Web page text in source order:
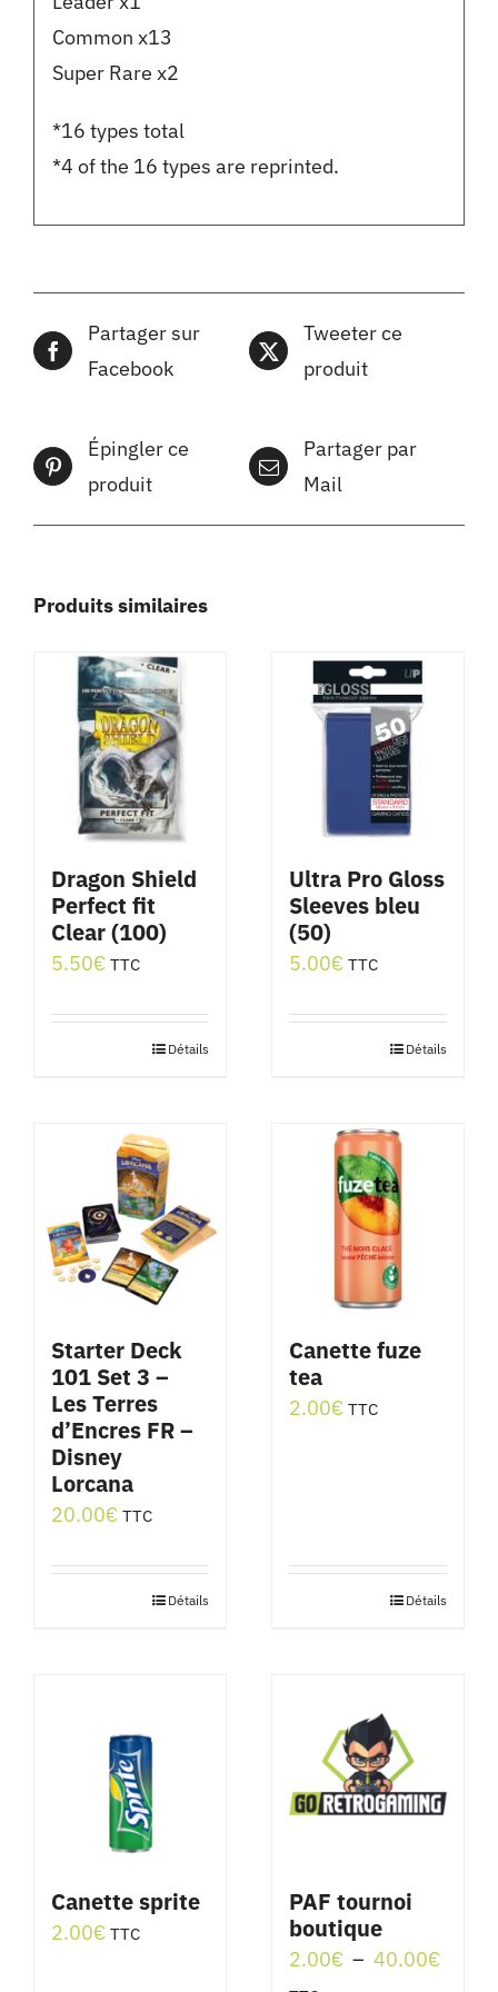
Common x13
Super Rare x2
*16 types total
*4 of the 16 types are reprinted.
Partager sur
Facebook
Tweeter ce
produit
Épingler ce
produit
Partager par
Mail
Produits similaires
Dragon Shield
Perfect fit
Clear (100)
5.50€ TTC
Détails
Ultra Pro Gloss
Sleeves bleu
(50)
5.00€ TTC
Détails
Starter Deck
101 Set 3 –
Les Terres
d’Encres FR –
Disney
Lorcana
20.00€ TTC
Détails
Canette fuze
tea
2.00€ TTC
Détails
Canette sprite
2.00€ TTC
PAF tournoi
boutique
2.00€ – 40.00€Plage